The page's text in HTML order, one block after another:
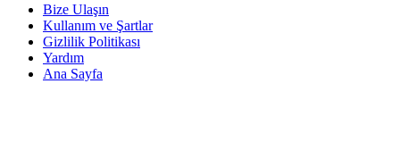
Bize Ulaşın
Kullanım ve Şartlar
Gizlilik Politikası
Yardım
Ana Sayfa